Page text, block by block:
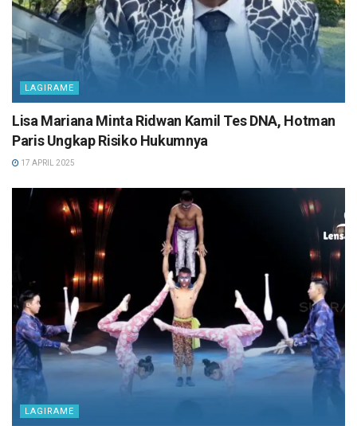
LAGIRAME
Lisa Mariana Minta Ridwan Kamil Tes DNA, Hotman
Paris Ungkap Risiko Hukumnya
17 APRIL 2025
LAGIRAME